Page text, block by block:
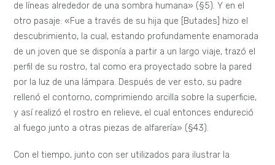
de líneas alrededor de una sombra humana» (§5). Y en el
otro pasaje: «Fue a través de su hija que [Butades] hizo el
descubrimiento, la cual, estando profundamente enamorada
de un joven que se disponía a partir a un largo viaje, trazó el
perfil de su rostro, tal como era proyectado sobre la pared
por la luz de una lámpara. Después de ver esto, su padre
rellenó el contorno, comprimiendo arcilla sobre la superficie,
y así realizó el rostro en relieve, el cual entonces endureció
al fuego junto a otras piezas de alfarería» (§43).
Con el tiempo, junto con ser utilizados para ilustrar la